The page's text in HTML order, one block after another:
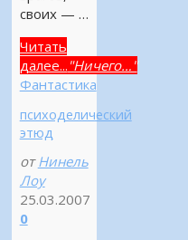
своих — …
Читать
далее... "Ничего…"
Фантастика
психоделический
этюд
от Нинель
Лоу
25.03.2007
0